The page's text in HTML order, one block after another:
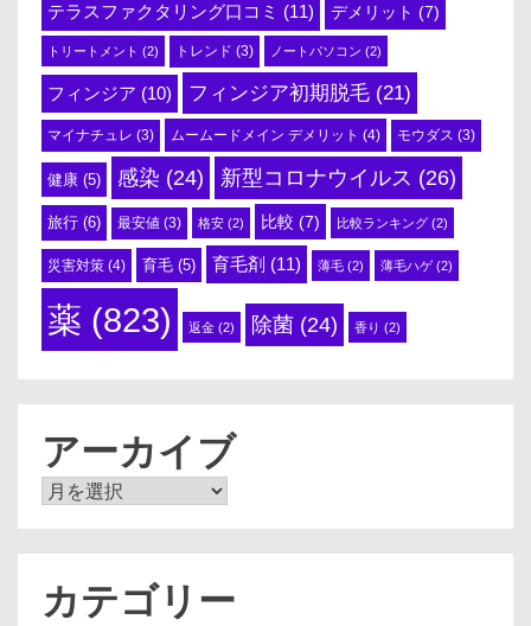
テラスファクタリング口コミ (11) デメリット (7)
トリートメント (2) トレンド (3) ノートパソコン (2)
フィンジア (10) フィンジア初期脱毛 (21)
マイナチュレ (3) ムームードメイン デメリット (4) モウダス (3)
健康 (5) 感染 (24) 新型コロナウイルス (26)
旅行 (6) 最安値 (3) 格安 (2) 比較 (7) 比較ランキング (2)
災害対策 (4) 育毛 (5) 育毛剤 (11) 薄毛 (2) 薄毛ハゲ(2)
薬 (823) 返金 (2) 除菌 (24) 香り (2)
アーカイブ
ア
カテゴリー